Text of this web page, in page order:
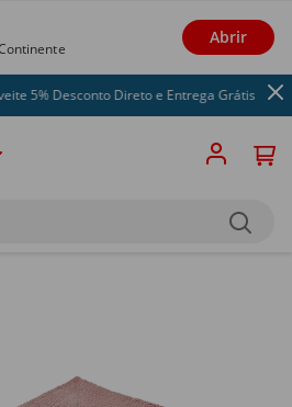
Abrir
5% Desconto Direto e Entrega Grátis